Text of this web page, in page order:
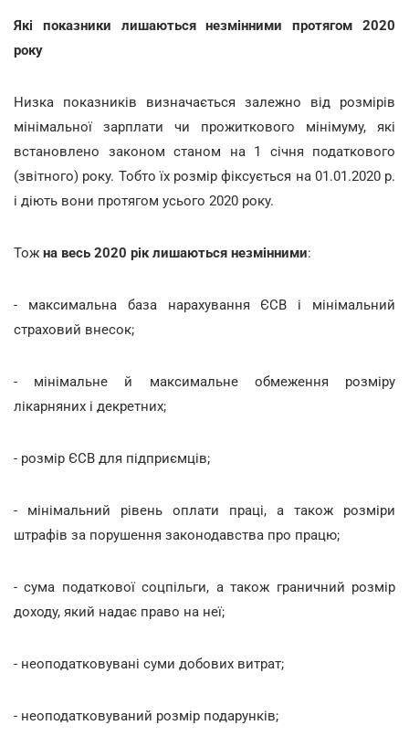
Які показники лишаються незмінними протягом 2020
року
Низка показників визначається залежно від розмірів
мінімальної зарплати чи прожиткового мінімуму, які
встановлено законом станом на 1 січня податкового
(звітного) року. Тобто їх розмір фіксується на 01.01.2020 р.
і діють вони протягом усього 2020 року.
Тож на весь 2020 рік лишаються незмінними:
- максимальна база нарахування ЄСВ і мінімальний
страховий внесок;
- мінімальне й максимальне обмеження розміру
лікарняних і декретних;
- розмір ЄСВ для підприємців;
- мінімальний рівень оплати праці, а також розміри
штрафів за порушення законодавства про працю;
- сума податкової соцпільги, а також граничний розмір
доходу, який надає право на неї;
- неоподатковувані суми добових витрат;
- неоподатковуваний розмір подарунків;